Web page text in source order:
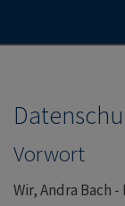
Vorwort
Wir, Andra Bach